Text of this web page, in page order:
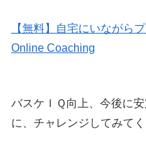
【無料】自宅にいながら
Online Coaching
バスケＩＱ向上、今後に
に、チャレンジしてみてく